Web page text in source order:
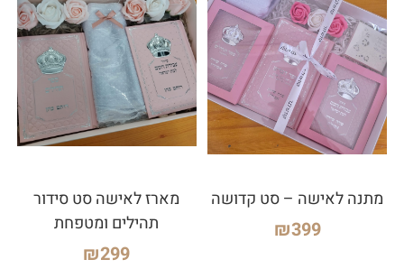
מתנה לאישה – סט קדושה
₪399
מארז לאישה סט סידור
תהילים ומטפחת
₪299